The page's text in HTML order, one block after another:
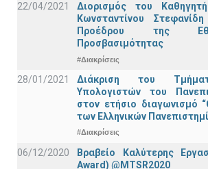
22/04/2021
Διορισμός του
Κωνσταντίνου
Προέδρου της
Προσβασιμότητας
#Διακρίσεις
28/01/2021
Διάκριση του
Υπολογιστών του
στον ετήσιο διαγωνισμό
των Ελληνικών
#Διακρίσεις
06/12/2020
Βραβείο Καλύτερης
Award) @MTSR2020